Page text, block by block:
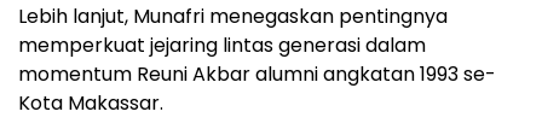
Lebih lanjut, Munafri menegaskan pentingnya
memperkuat jejaring lintas generasi dalam
momentum Reuni Akbar alumni angkatan 1993 se-
Kota Makassar.